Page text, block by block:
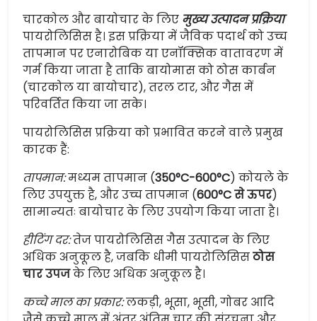
चारकोल और बायोचार के लिए मुख्य उत्पादन प्रक्रिया
पायरोलिसिस है। इस प्रक्रिया में जैविक पदार्थ को उच्च
तापमान पर एनारोबिक या एनॉक्सिक वातावरण में
गर्म किया जाता है ताकि बायोमास को ठोस कार्बन
(चारकोल या बायोचार), तरल टार, और गैस में
परिवर्तित किया जा सके।
पायरोलिसिस प्रक्रिया को प्रभावित करने वाले प्रमुख
कारक हैं:
तापमान:मध्यम तापमान (350°C-600°C) कोयले के
लिए उपयुक्त है, और उच्च तापमान (600°C से ऊपर)
सामान्यतः बायोचार के लिए उपयोग किया जाता है।
हीटिंग दर:तेज पायरोलिसिस गैस उत्पादन के लिए
अधिक अनुकूल है, जबकि धीमी पायरोलिसिसठोस
चार उपजके लिए अधिक अनुकूल है।
कच्चे माल का प्रकार:लकड़ी, भूसा, भूसी, गोबर आदि